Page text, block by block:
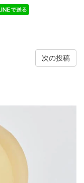
次の投稿